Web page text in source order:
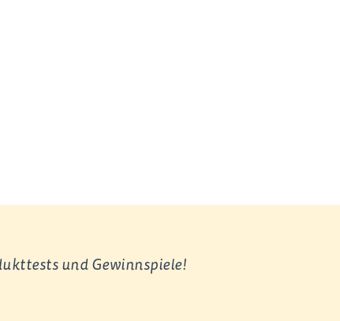
und Gewinnspiele!